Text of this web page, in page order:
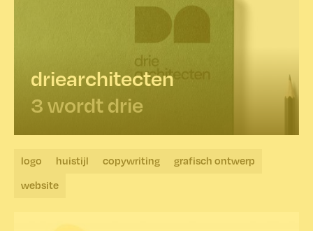
driearchitecten
3 wordt drie
logo huistijl copywriting
grafisch ontwerp
website